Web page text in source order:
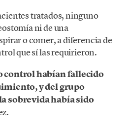
tratados, ninguno
ni de una
o comer, a diferencia de
que sí las requirieron.
control habían fallecido
y del grupo
sobrevida había sido